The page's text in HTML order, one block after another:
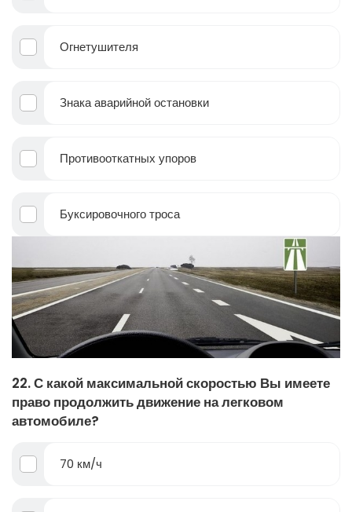
Огнетушителя
Знака аварийной остановки
Противооткатных упоров
Буксировочного троса
22. С какой максимальной скоростью Вы имеете
право продолжить движение на легковом
автомобиле?
70 км/ч